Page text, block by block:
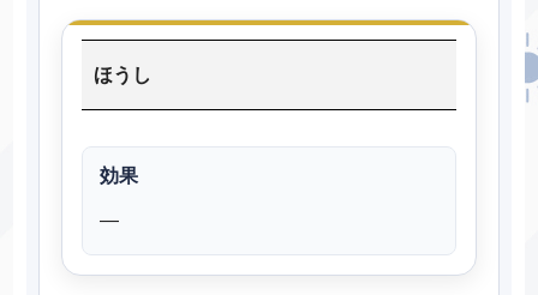
ほうし
効果
―